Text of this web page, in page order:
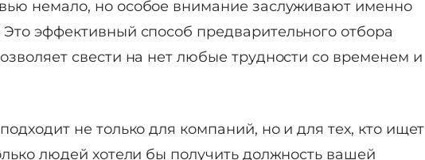
немало, но особое внимание заслуживают именно
эффективный способ предварительного отбора
свести на нет любые трудности со временем и
не только для компаний, но и для тех, кто ищет
людей хотели бы получить должность вашей